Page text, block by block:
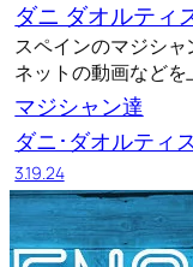
ダニ ダオルティ
スペインのマジシ
ネットの動画など
マジシャン達
ダニ･ダオルティ
3.19.24